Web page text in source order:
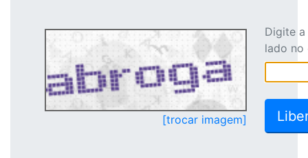
[trocar imagem]
Digite
lado no